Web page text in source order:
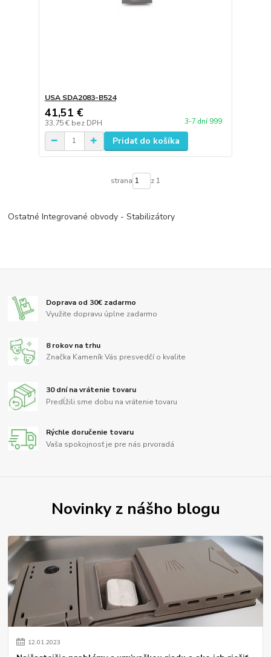
USA SDA2083-B524
41,51 €
33,75 € bez DPH 3-7 dní 999
Pridať do košíka
strana z 1
Ostatné Integrované obvody - Stabilizátory
Doprava od 30€ zadarmo
Využite dopravu úplne zadarmo
8 rokov na trhu
Značka Kameník Vás presvedčí o kvalite
30 dní na vrátenie tovaru
Predĺžili sme dobu na vrátenie tovaru
Rýchle doručenie tovaru
Vaša spokojnosť je pre nás prvoradá
Novinky z nášho blogu
12.01.2023